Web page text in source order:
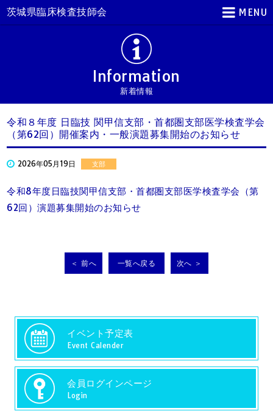
MENU
茨城県臨床検査技師会
Information
新着情報
令和８年度 日臨技 関甲信支部・首都圏支部医学検査学会
（第62回）開催案内・一般演題募集開始のお知らせ
2026年05月19日 支部
令和8年度日臨技関甲信支部・首都圏支部医学検査学会（第
62回）演題募集開始のお知らせ
＜ 前へ 一覧へ戻る 次へ ＞
イベント予定表
Event Calender
会員ログインページ
Login